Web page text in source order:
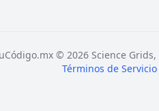
© 2026 Science
Términos de Servicio